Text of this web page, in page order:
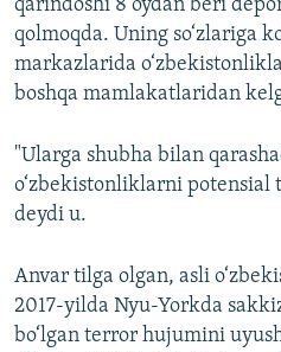
qarindoshi 8 oydan beri
qolmoqda. Uning so‘zlariga
markazlarida
boshqa mamlakatlaridan
"Ularga shubha bilan
o‘zbekistonliklarni potensial
deydi u.
Anvar tilga olgan, asli
2017-yilda Nyu-Yorkda
bo‘lgan terror hujumini